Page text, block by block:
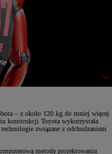
– z około 120 kg do mniej więcej
konstrukcji Toyota wykorzystała
związane z odchudzaniem
metodę projektowania